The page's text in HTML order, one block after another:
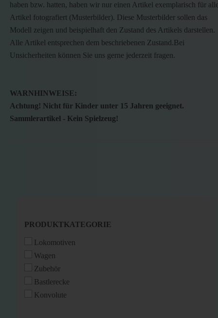
haben bzw. hatten, haben wir nur einen Artikel exemplarisch für
Artikel fotografiert (Musterbilder). Diese Musterbilder sollen das
Modell zeigen und beispielhaft den Zustand des Artikels darstellen.
Alle Artikel entsprechen dem beschriebenen Zustand.Bei
Unsicherheiten können Sie uns gerne jederzeit fragen.
WARNHINWEISE:
Achtung! Nicht für Kinder unter 15 Jahren geeignet.
Sammlerartikel - Kein Spielzeug!
PRODUKTKATEGORIE
PRODUKTKATEGORIE
Lokomotiven
Wagen
Zubehör
Bastlerecke
Konvolute